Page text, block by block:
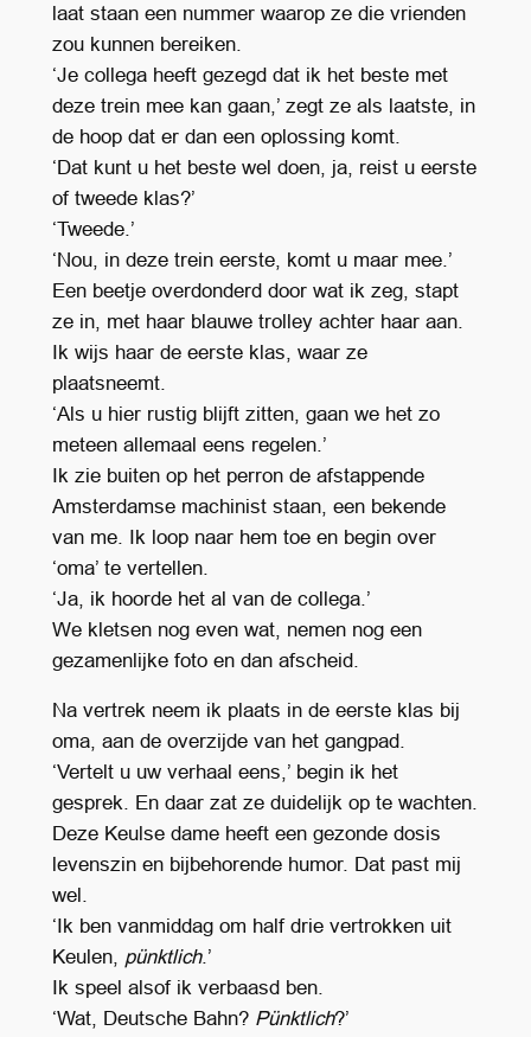
laat staan een nummer waarop ze die vrienden
zou kunnen bereiken.
‘Je collega heeft gezegd dat ik het beste met
deze trein mee kan gaan,’ zegt ze als laatste, in
de hoop dat er dan een oplossing komt.
‘Dat kunt u het beste wel doen, ja, reist u eerste
of tweede klas?’
‘Tweede.’
‘Nou, in deze trein eerste, komt u maar mee.’
Een beetje overdonderd door wat ik zeg, stapt
ze in, met haar blauwe trolley achter haar aan.
Ik wijs haar de eerste klas, waar ze
plaatsneemt.
‘Als u hier rustig blijft zitten, gaan we het zo
meteen allemaal eens regelen.’
Ik zie buiten op het perron de afstappende
Amsterdamse machinist staan, een bekende
van me. Ik loop naar hem toe en begin over
‘oma’ te vertellen.
‘Ja, ik hoorde het al van de collega.’
We kletsen nog even wat, nemen nog een
gezamenlijke foto en dan afscheid.
Na vertrek neem ik plaats in de eerste klas bij
oma, aan de overzijde van het gangpad.
‘Vertelt u uw verhaal eens,’ begin ik het
gesprek. En daar zat ze duidelijk op te wachten.
Deze Keulse dame heeft een gezonde dosis
levenszin en bijbehorende humor. Dat past mij
wel.
‘Ik ben vanmiddag om half drie vertrokken uit
Keulen, pünktlich.’
Ik speel alsof ik verbaasd ben.
‘Wat, Deutsche Bahn? Pünktlich?’